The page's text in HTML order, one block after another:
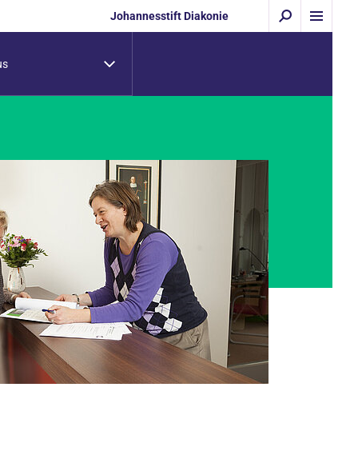
Johannesstift Diakonie